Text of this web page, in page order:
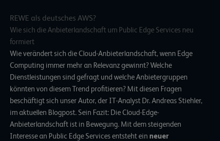
REWE als deutsches AWS?
Wie sich die Anbieterlandschaft um Public Edge Services neu
formiert
Wie verändert sich die Cloud-Anbieterlandschaft, wenn Edge
Computing immer mehr an Relevanz gewinnt? Welche
Dienstleistungen sind gefragt und welche Anbietergruppen
könnten von diesem Trend profitieren? Mit diesen Fragen
beschäftigt sich unser Autor, der IT-Analyst Dr. Andreas Stiehler,
im aktuellen Blogpost. Sein Fazit: Die Cloud-Edge-
Anbieterlandschaft ist in Bewegung. Mit dem steigenden
Interesse an Public Edge Services entsteht ein neuer